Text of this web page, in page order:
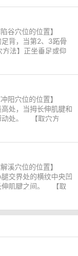
谷穴位的位置】
足背，当第2、3跖骨
法】正坐垂足或仰
阳穴位的位置】
高处，当拇长伸肌腱和
动处。 【取穴方
溪穴位的位置】
腿交界处的横纹中央凹
伸肌腱之间。 【取